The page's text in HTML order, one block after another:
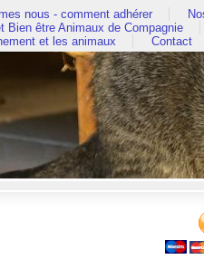
nous - comment adhérer
Bien être Animaux de Compagnie
et les animaux Contact